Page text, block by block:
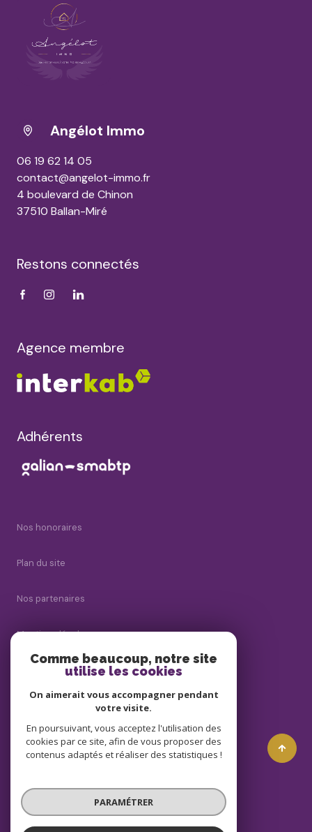
Angélot Immo
06 19 62 14 05
contact@angelot-immo.fr
4 boulevard de Chinon
37510 Ballan-Miré
Restons connectés
Agence membre
Adhérents
Nos honoraires
Plan du site
Nos partenaires
Mentions légales
Cookies
© 2026 | Tous droits réservés
Comme beaucoup, notre site
utilise les cookies
On aimerait vous accompagner pendant
votre visite.
En poursuivant, vous acceptez l'utilisation des
cookies par ce site, afin de vous proposer des
contenus adaptés et réaliser des statistiques !
PARAMÉTRER